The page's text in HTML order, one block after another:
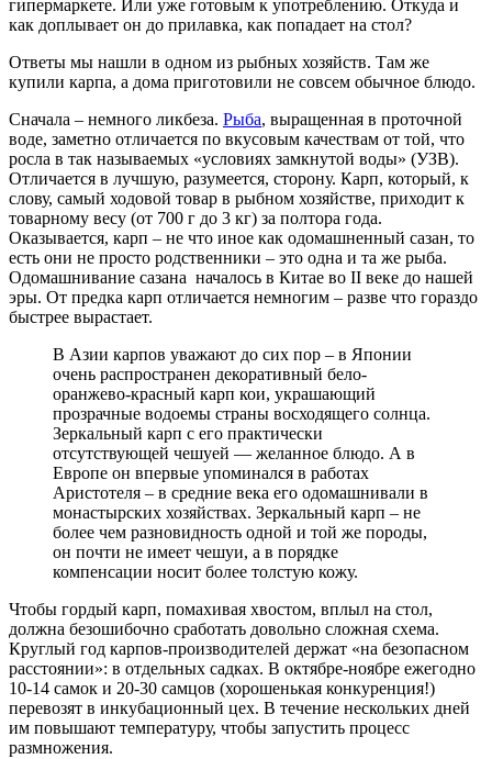
гипермаркете. Или уже готовым к употреблению. Откуда и
как доплывает он до прилавка, как попадает на стол?
Ответы мы нашли в одном из рыбных хозяйств. Там же
купили карпа, а дома приготовили не совсем обычное блюдо.
Сначала – немного ликбеза. Рыба, выращенная в проточной
воде, заметно отличается по вкусовым качествам от той, что
росла в так называемых «условиях замкнутой воды» (УЗВ).
Отличается в лучшую, разумеется, сторону. Карп, который, к
слову, самый ходовой товар в рыбном хозяйстве, приходит к
товарному весу (от 700 г до 3 кг) за полтора года.
Оказывается, карп – не что иное как одомашненный сазан, то
есть они не просто родственники – это одна и та же рыба.
Одомашнивание сазана началось в Китае во II веке до нашей
эры. От предка карп отличается немногим – разве что гораздо
быстрее вырастает.
В Азии карпов уважают до сих пор – в Японии
очень распространен декоративный бело-
оранжево-красный карп кои, украшающий
прозрачные водоемы страны восходящего солнца.
Зеркальный карп с его практически
отсутствующей чешуей — желанное блюдо. А в
Европе он впервые упоминался в работах
Аристотеля – в средние века его одомашнивали в
монастырских хозяйствах. Зеркальный карп – не
более чем разновидность одной и той же породы,
он почти не имеет чешуи, а в порядке
компенсации носит более толстую кожу.
Чтобы гордый карп, помахивая хвостом, вплыл на стол,
должна безошибочно сработать довольно сложная схема.
Круглый год карпов-производителей держат «на безопасном
расстоянии»: в отдельных садках. В октябре-ноябре ежегодно
10-14 самок и 20-30 самцов (хорошенькая конкуренция!)
перевозят в инкубационный цех. В течение нескольких дней
им повышают температуру, чтобы запустить процесс
размножения.